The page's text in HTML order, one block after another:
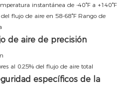
instantánea de -40°F a +140°F
flujo de aire en 58-68°F Rango de
de aire de precisión
al 0.25% del flujo de aire total
específicos de la